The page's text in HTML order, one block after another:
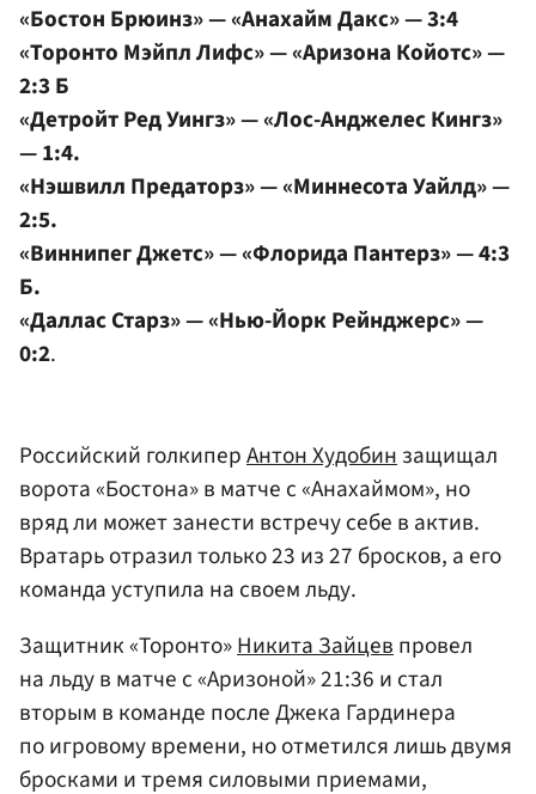
«Бостон Брюинз» — «Анахайм Дакс» — 3:4
«Торонто Мэйпл Лифс» — «Аризона Койотс» —
2:3 Б
«Детройт Ред Уингз» — «Лос-Анджелес Кингз»
— 1:4.
«Нэшвилл Предаторз» — «Миннесота Уайлд» —
2:5.
«Виннипег Джетс» — «Флорида Пантерз» — 4:3
Б.
«Даллас Старз» — «Нью-Йорк Рейнджерс» —
0:2.
Российский голкиперАнтон Худобинзащищал
ворота «Бостона» в матче с «Анахаймом», но
вряд ли может занести встречу себе в актив.
Вратарь отразил только 23 из 27 бросков, а его
команда уступила на своем льду.
Защитник «Торонто»Никита Зайцевпровел
на льду в матче с «Аризоной» 21:36 и стал
вторым в команде после Джека Гардинера
по игровому времени, но отметился лишь двумя
бросками и тремя силовыми приемами,